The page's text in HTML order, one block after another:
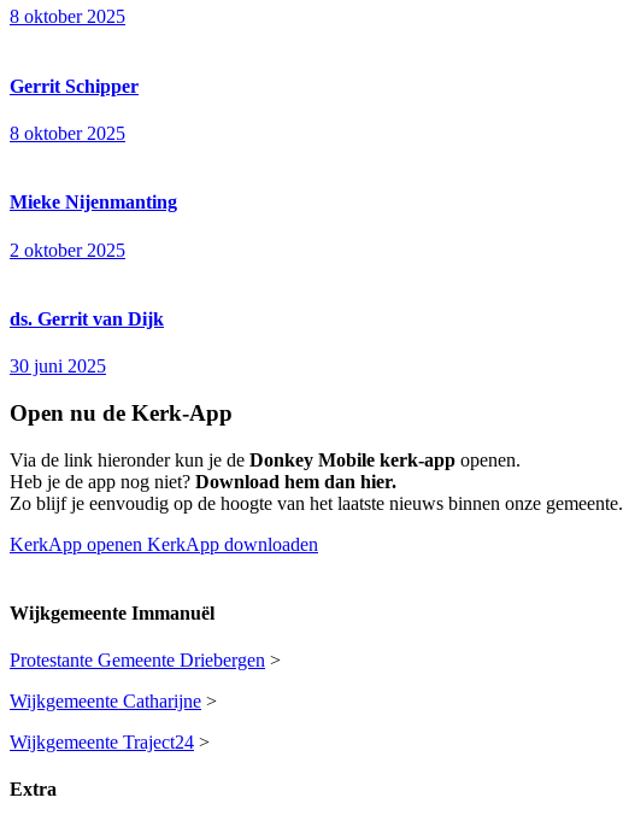
8 oktober 2025
Gerrit Schipper
8 oktober 2025
Mieke Nijenmanting
2 oktober 2025
ds. Gerrit van Dijk
30 juni 2025
Open nu de Kerk-App
Via de link hieronder kun je de Donkey Mobile kerk-app openen.
Heb je de app nog niet? Download hem dan hier.
Zo blijf je eenvoudig op de hoogte van het laatste nieuws binnen onze gemeente.
KerkApp openen KerkApp downloaden
Wijkgemeente Immanuël
Protestante Gemeente Driebergen >
Wijkgemeente Catharijne >
Wijkgemeente Traject24 >
Extra